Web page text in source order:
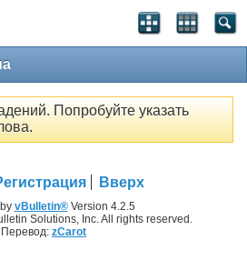
Попробуйте указать
Вверх
vBulletin®Version 4.2.5
Solutions, Inc. All rights reserved.
Перевод: zCarot